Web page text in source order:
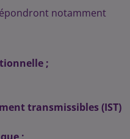
notamment
;
transmissibles (IST)